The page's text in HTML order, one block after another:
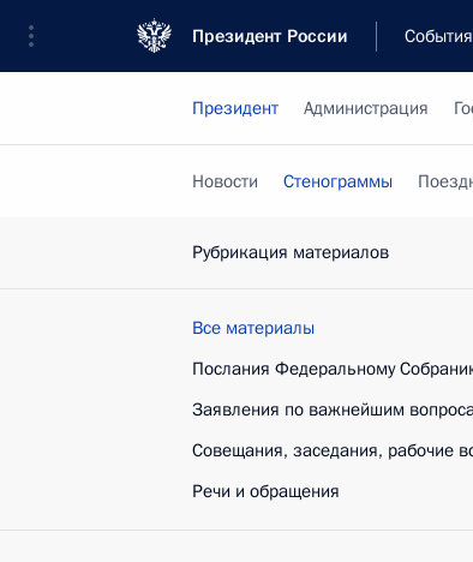
Президент России События
Президент Администрация
Новости Стенограммы
Рубрикация материалов
Все материалы
Послания Федеральному
Заявления по важнейшим
Совещания, заседания, рабочие
Речи и обращения